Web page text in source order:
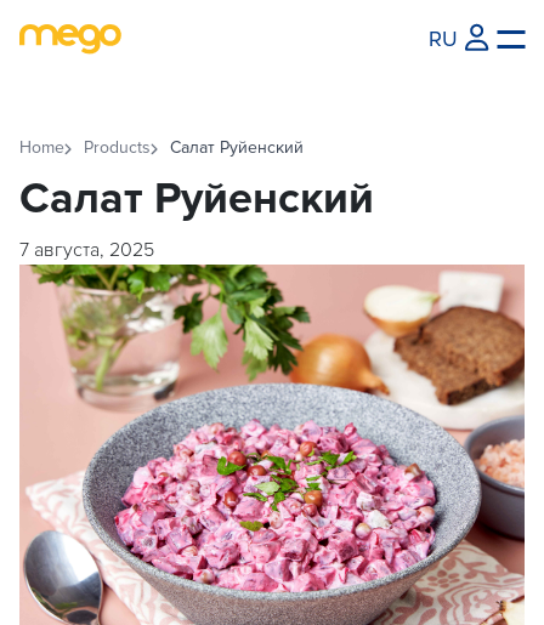
RU
Home Products Салат Руйенский
Салат Руйенский
7 августа, 2025